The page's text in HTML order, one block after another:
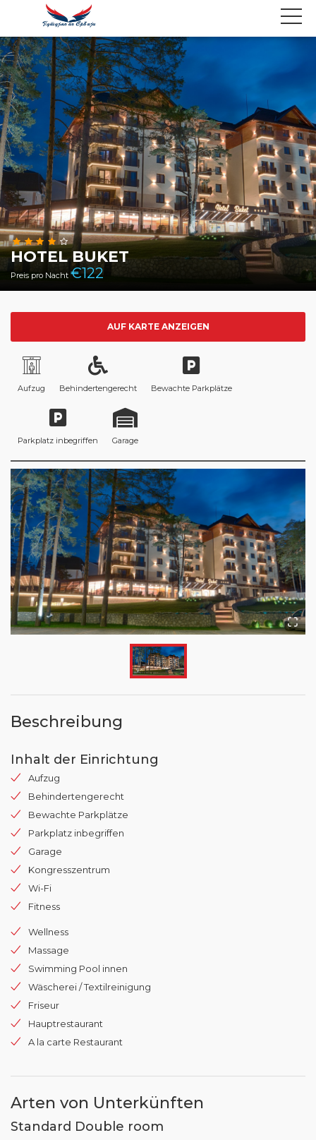
HOTEL BUKET
Preis pro Nacht €122
AUF KARTE ANZEIGEN
Aufzug Behindertengerecht Bewachte Parkplätze
Parkplatz inbegriffen Garage
Beschreibung
Inhalt der Einrichtung
Aufzug
Behindertengerecht
Bewachte Parkplätze
Parkplatz inbegriffen
Garage
Kongresszentrum
Wi-Fi
Fitness
Wellness
Massage
Swimming Pool innen
Wäscherei / Textilreinigung
Friseur
Hauptrestaurant
A la carte Restaurant
Arten von Unterkünften
Standard Double room